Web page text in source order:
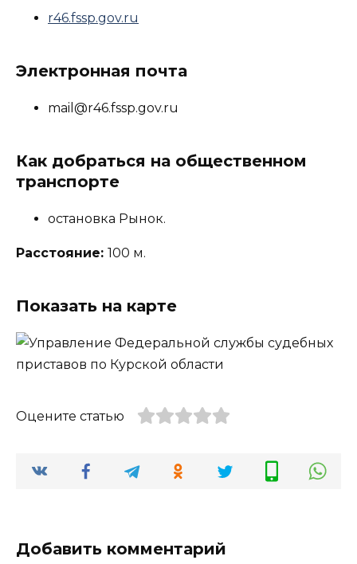
r46.fssp.gov.ru
Электронная почта
mail@r46.fssp.gov.ru
Как добраться на общественном
транспорте
остановка Рынок.
Расстояние: 100 м.
Показать на карте
Оцените статью
Добавить комментарий